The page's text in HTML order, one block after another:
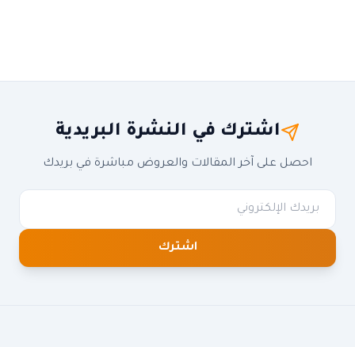
اشترك في النشرة البريدية
احصل على آخر المقالات والعروض مباشرة في بريدك
اشترك